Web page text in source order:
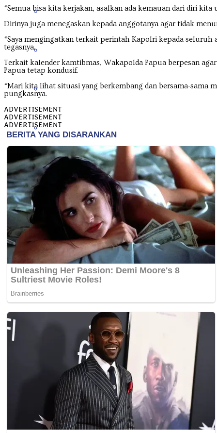
Nanggroe Aceh Darussalam
Nusa Tenggara Timur
Papua
Papua Barat
Papua Pegunungan
Papua Selatan
Papua Tengah
Sulawesi Barat
Sulawesi Selatan
“Semua bisa kita kerjakan, asalkan ada kemauan dari diri
Dirinya juga menegaskan kepada anggotanya agar tidak
“Saya mengingatkan terkait perintah Kapolri kepada
tegasnya.
Terkait kalender kamtibmas, Wakapolda Papua berpesan
Papua tetap kondusif.
“Mari kita lihat situasi yang berkembang dan bersama-sama
pungkasnya.
ADVERTISEMENT
ADVERTISEMENT
ADVERTISEMENT